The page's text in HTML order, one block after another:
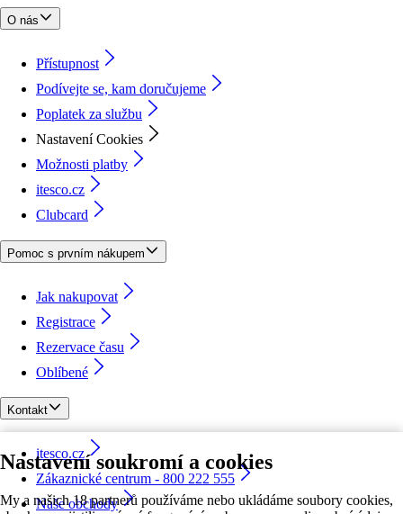
Nastavení soukromí a cookies
My a našich 18 partnerů používáme nebo ukládáme soubory cookies,
O nás
Přístupnost
Podívejte se, kam doručujeme
Poplatek za službu
Nastavení Cookies
Možnosti platby
itesco.cz
Clubcard
Pomoc s prvním nákupem
Jak nakupovat
Registrace
Rezervace času
Oblíbené
Kontakt
itesco.cz
Zákaznické centrum - 800 222 555
Naše obchody